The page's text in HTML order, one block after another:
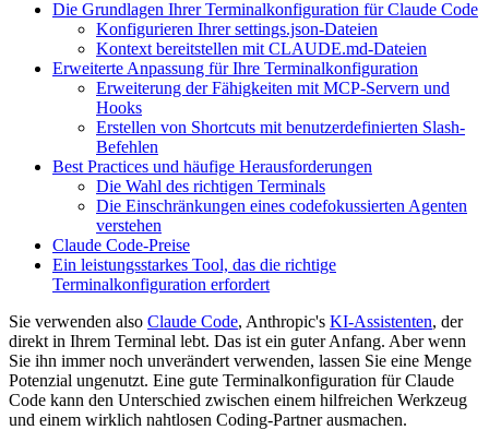
Die Grundlagen Ihrer Terminalkonfiguration für Claude Code
Konfigurieren Ihrer settings.json-Dateien
Kontext bereitstellen mit CLAUDE.md-Dateien
Erweiterte Anpassung für Ihre Terminalkonfiguration
Erweiterung der Fähigkeiten mit MCP-Servern und
Hooks
Erstellen von Shortcuts mit benutzerdefinierten Slash-
Befehlen
Best Practices und häufige Herausforderungen
Die Wahl des richtigen Terminals
Die Einschränkungen eines codefokussierten Agenten
verstehen
Claude Code-Preise
Ein leistungsstarkes Tool, das die richtige
Terminalkonfiguration erfordert
Sie verwenden also Claude Code, Anthropic's KI-Assistenten, der
direkt in Ihrem Terminal lebt. Das ist ein guter Anfang. Aber wenn
Sie ihn immer noch unverändert verwenden, lassen Sie eine Menge
Potenzial ungenutzt. Eine gute Terminalkonfiguration für Claude
Code kann den Unterschied zwischen einem hilfreichen Werkzeug
und einem wirklich nahtlosen Coding-Partner ausmachen.